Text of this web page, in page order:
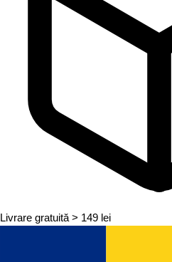
Livrare gratuită > 149 lei